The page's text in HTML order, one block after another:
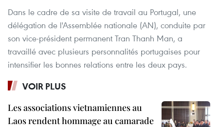
Dans le cadre de sa visite de travail au Portugal, une
délégation de l'Assemblée nationale (AN), conduite par
son vice-président permanent Tran Thanh Man, a
travaillé avec plusieurs personnalités portugaises pour
intensifier les bonnes relations entre les deux pays.
VOIR PLUS
Les associations vietnamiennes au
Laos rendent hommage au camarade